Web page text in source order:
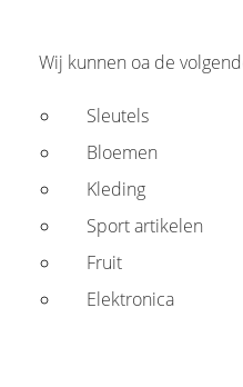
Wij kunnen oa de
Sleutels
Bloemen
Kleding
Sport artikelen
Fruit
Elektronica